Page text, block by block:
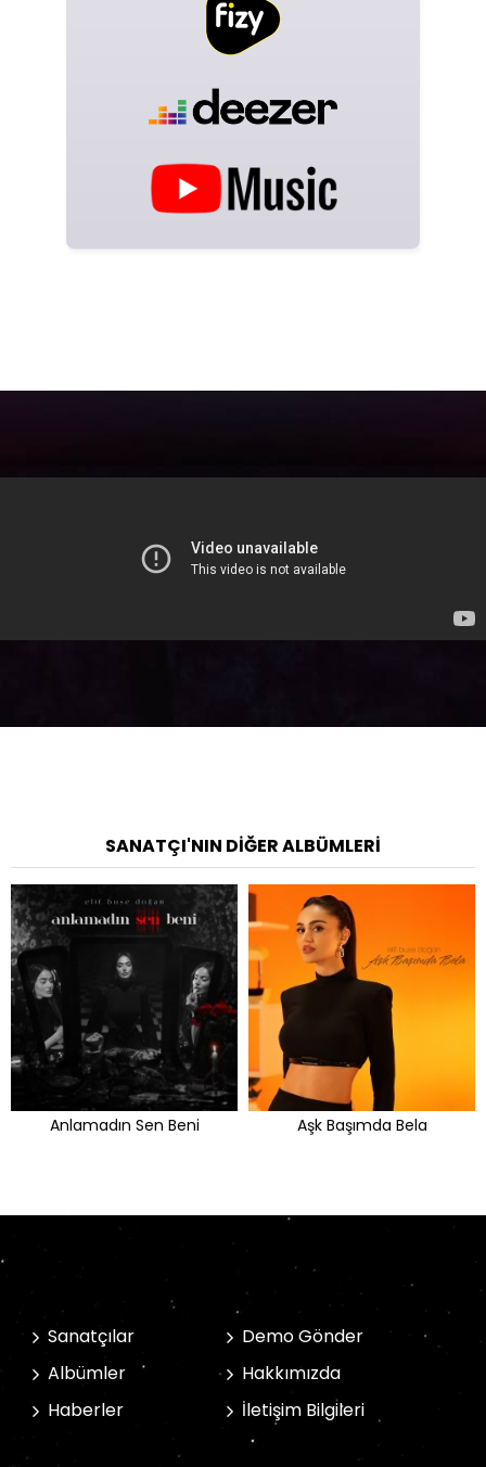
SANATÇI'NIN DIĞER ALBÜMLERI
Anlamadın Sen Beni Aşk Başımda Bela
Sanatçılar
Albümler
Haberler
Demo Gönder
Hakkımızda
İletişim Bilgileri